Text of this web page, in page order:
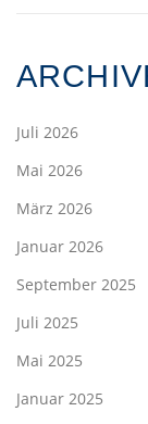
Juli 2026
Mai 2026
März 2026
Januar 2026
September 2025
Juli 2025
Mai 2025
Januar 2025